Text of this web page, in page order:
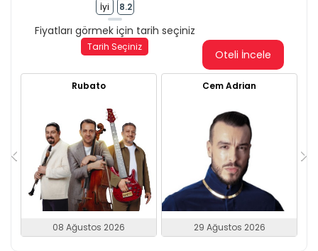
İyi 8.2
Fiyatları görmek için tarih seçiniz
Tarih Seçiniz
Oteli İncele
Rubato
08 Ağustos 2026
Cem Adrian
29 Ağustos 2026